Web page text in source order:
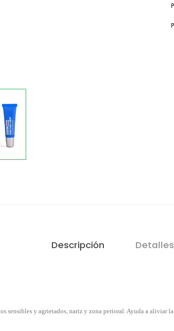
Descripción
sensibles y agrietados, nariz y zona perioral. Ayuda a aliviar